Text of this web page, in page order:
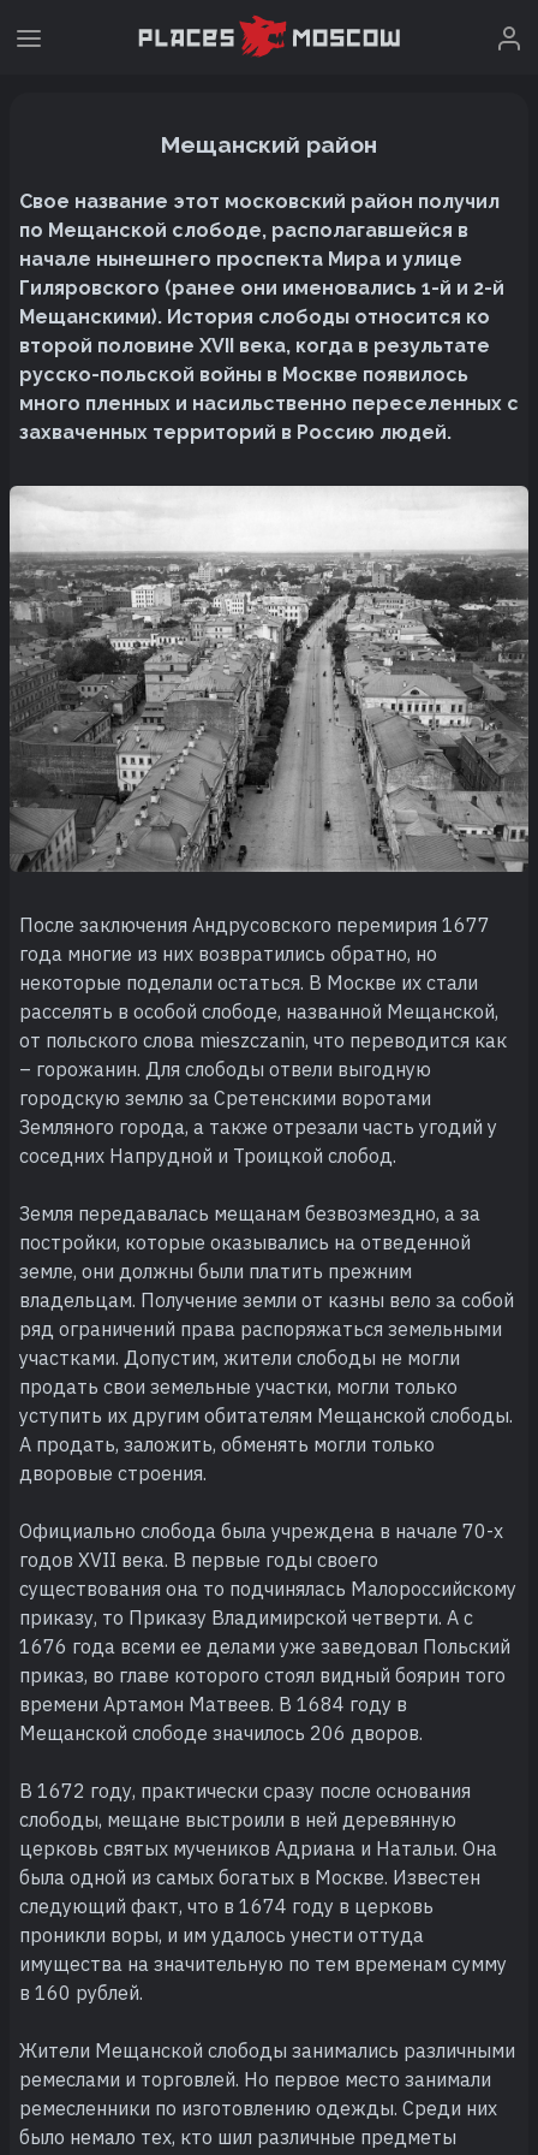
Мещанский район
Свое название этот московский район получил
по Мещанской слободе, располагавшейся в
начале нынешнего проспекта Мира и улице
Гиляровского (ранее они именовались 1-й и 2-й
Мещанскими). История слободы относится ко
второй половине XVII века, когда в результате
русско-польской войны в Москве появилось
много пленных и насильственно переселенных с
захваченных территорий в Россию людей.
После заключения Андрусовского перемирия 1677
года многие из них возвратились обратно, но
некоторые поделали остаться. В Москве их стали
расселять в особой слободе, названной Мещанской,
от польского слова mieszczanin, что переводится как
– горожанин. Для слободы отвели выгодную
городскую землю за Сретенскими воротами
Земляного города, а также отрезали часть угодий у
соседних Напрудной и Троицкой слобод.
Земля передавалась мещанам безвозмездно, а за
постройки, которые оказывались на отведенной
земле, они должны были платить прежним
владельцам. Получение земли от казны вело за собой
ряд ограничений права распоряжаться земельными
участками. Допустим, жители слободы не могли
продать свои земельные участки, могли только
уступить их другим обитателям Мещанской слободы.
А продать, заложить, обменять могли только
дворовые строения.
Официально слобода была учреждена в начале 70-х
годов XVII века. В первые годы своего
существования она то подчинялась Малороссийскому
приказу, то Приказу Владимирской четверти. А с
1676 года всеми ее делами уже заведовал Польский
приказ, во главе которого стоял видный боярин того
времени Артамон Матвеев. В 1684 году в
Мещанской слободе значилось 206 дворов.
В 1672 году, практически сразу после основания
слободы, мещане выстроили в ней деревянную
церковь святых мучеников Адриана и Натальи. Она
была одной из самых богатых в Москве. Известен
следующий факт, что в 1674 году в церковь
проникли воры, и им удалось унести оттуда
имущества на значительную по тем временам сумму
в 160 рублей.
Жители Мещанской слободы занимались различными
ремеслами и торговлей. Но первое место занимали
ремесленники по изготовлению одежды. Среди них
было немало тех, кто шил различные предметы